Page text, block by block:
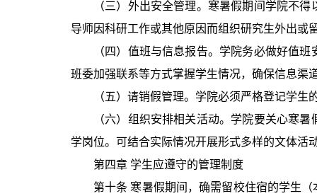
（三）外出安全管理。寒暑假期间学院不
导师因科研工作或其他原因而组织研究生外出或
（四）值班与信息报告。学院务必做好值
班委加强联系等方式掌握学生情况，确保信息渠
（五）请销假管理。学院必须严格登记学
（六）组织安排相关活动。学院要关心寒
学岗位。可结合实际情况开展形式多样的文体活
第四章 学生应遵守的管理制度
第十条 寒暑假期间，确需留校住宿的学生